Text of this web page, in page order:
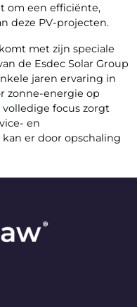
om een efficiënte,
deze PV-projecten.
met zijn speciale
de Esdec Solar Group
jaren ervaring in
zonne-energie op
focus zorgt
en
er door opschaling